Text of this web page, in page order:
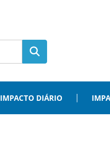
IMPACTO DIÁRIO